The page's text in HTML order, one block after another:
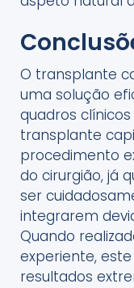
O transplante
uma solução
quadros
transplante
procedimento
do cirurgião, já
ser
integrarem
Quando
experiente,
resultados